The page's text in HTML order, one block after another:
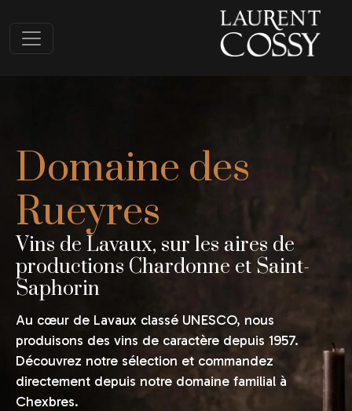
Domaine des
Rueyres
Vins de Lavaux, sur les aires de
productions Chardonne et Saint-
Saphorin
Au cœur de Lavaux classé UNESCO, nous
produisons des vins de caractère depuis 1957.
Découvrez notre sélection et commandez
directement depuis notre domaine familial à
Chexbres.